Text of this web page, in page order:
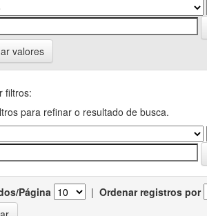
valores
filtros:
para refinar o resultado de busca.
Página | Ordenar registros por